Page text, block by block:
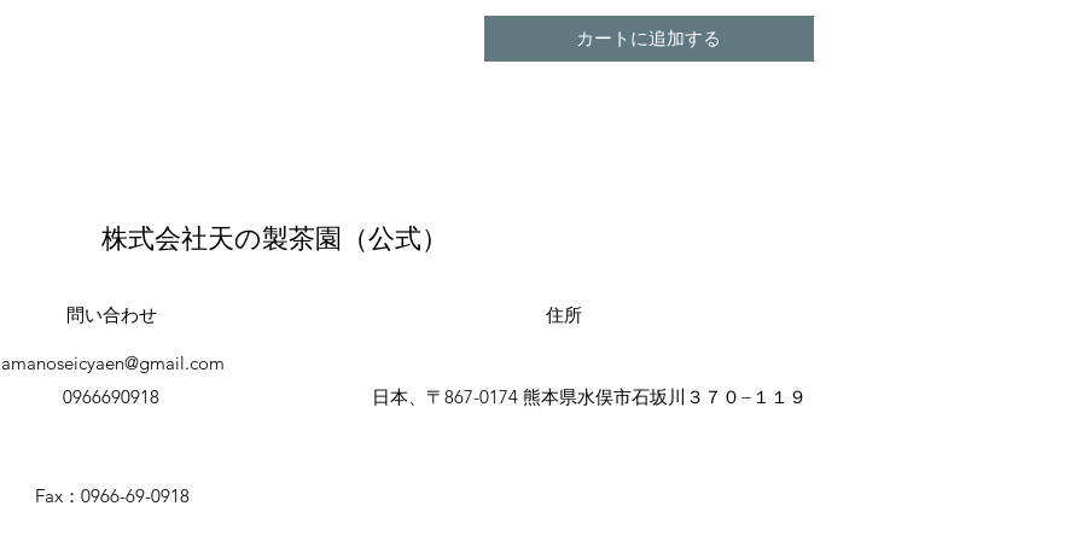
カートに追加する
株式会社天の製茶園（公式）
問い合わせ
amanoseicyaen@gmail.com
0966690918
住所
日本、〒867-0174 熊本県水俣市石坂川３７０−１１９
Fax：0966-69-0918